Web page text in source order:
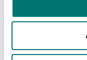
Finns i flera varianter